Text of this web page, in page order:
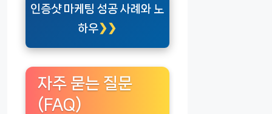
인증샷 마케팅 성공 사례와 노
하우
자주 묻는 질문
(FAQ)